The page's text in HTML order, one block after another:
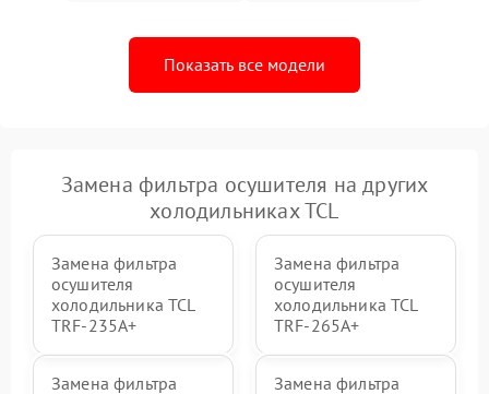
Показать все модели
Замена фильтра осушителя на других
холодильниках TCL
Замена фильтра
осушителя
холодильника TCL
TRF-235A+
Замена фильтра
осушителя
холодильника TCL
TRF-265A+
Замена фильтра
Замена фильтра